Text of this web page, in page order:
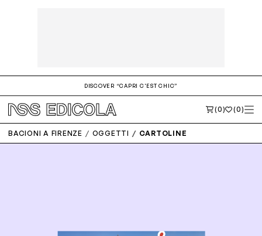
DISCOVER “CAPRI C'EST CHIC”
(0) (0)
BACIONI A FIRENZE OGGETTI CARTOLINE